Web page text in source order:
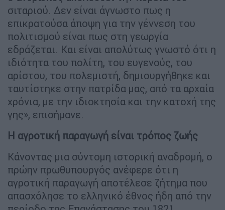
σιταριού. Δεν είναι άγνωστο πως η
επικρατούσα άποψη για την γέννεση του
πολιτισμού είναι πως στη γεωργία
εδράζεται. Και είναι απολύτως γνωστό ότι η
ιδιότητα του πολίτη, του ευγενούς, του
αρίστου, του πολεμιστή, δημιουργήθηκε και
ταυτίστηκε στην πατρίδα μας, από τα αρχαία
χρόνια, με την ιδιοκτησία και την κατοχή της
γης», επισήμανε.
Η αγροτική παραγωγή είναι τρόπος ζωής
Κάνοντας μια σύντομη ιστορική αναδρομή, ο
πρώην πρωθυπουργός ανέφερε ότι η
αγροτική παραγωγή αποτέλεσε ζήτημα που
απασχόλησε το ελληνικό έθνος ήδη από την